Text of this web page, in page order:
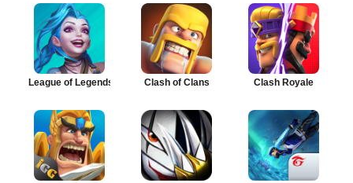
League of Legends: Wild RiftClash of Clans Clash Royale